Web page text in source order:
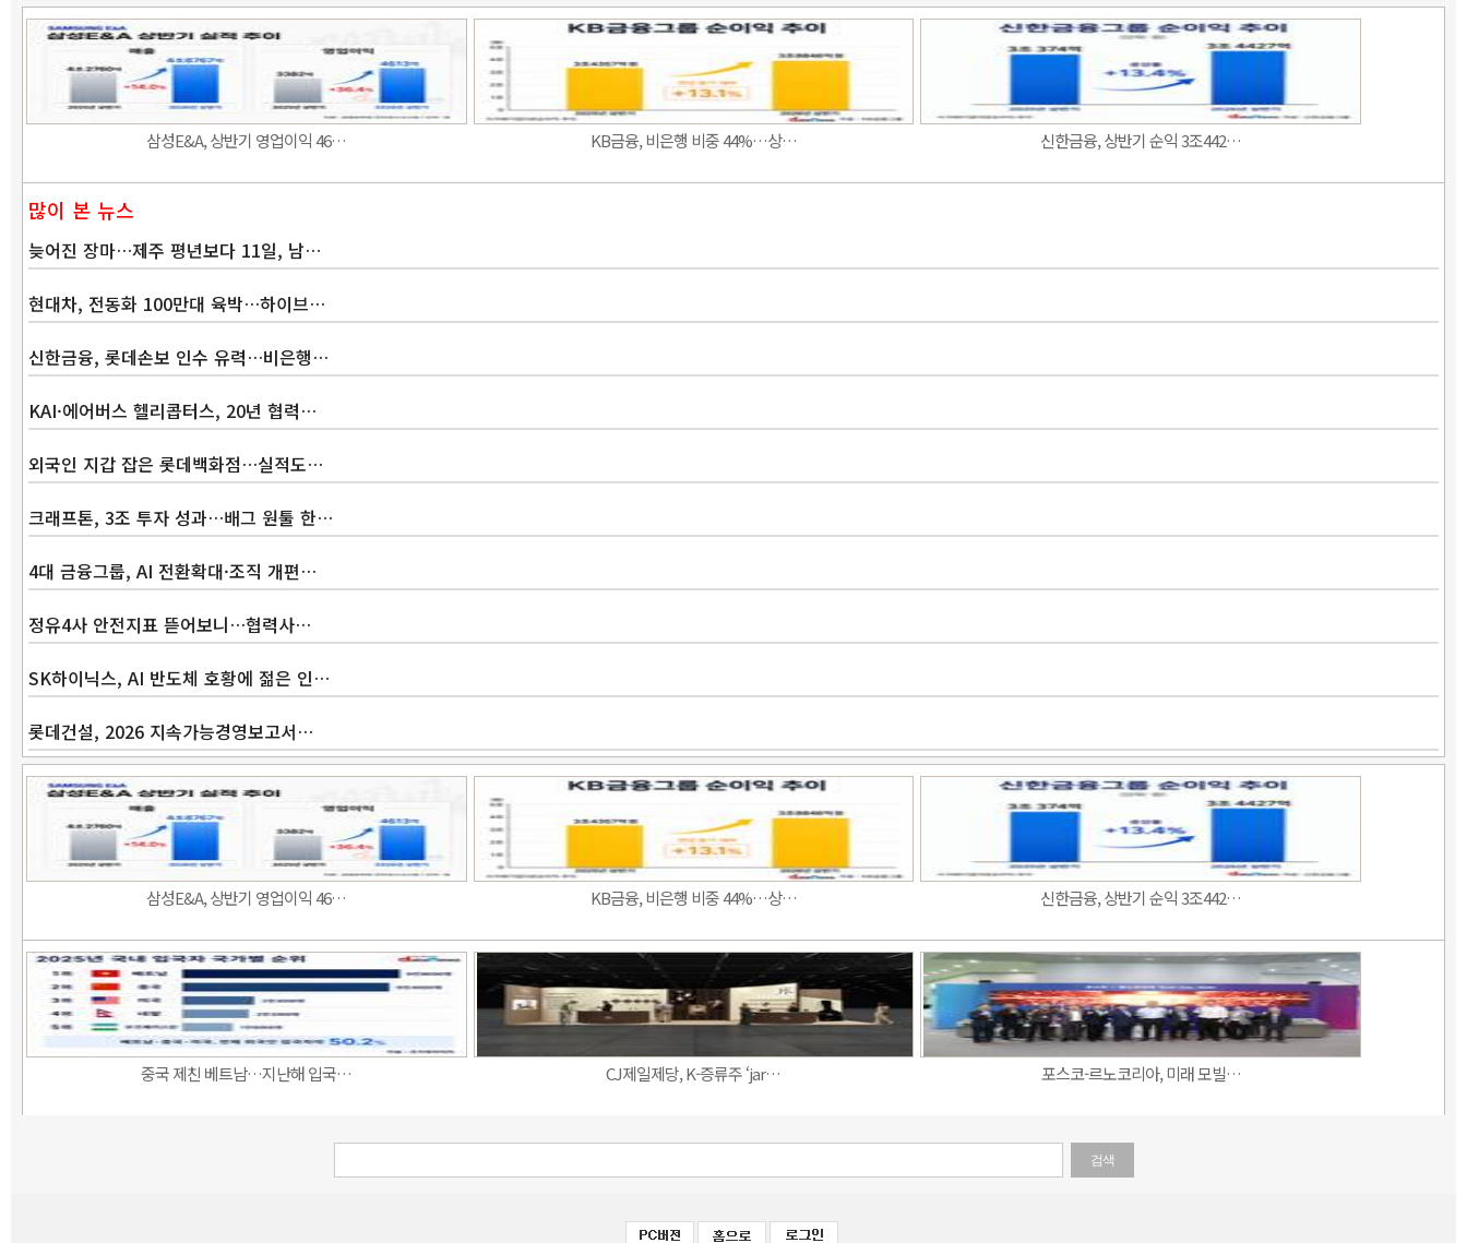
삼성E&A, 상반기 영업이익 46… KB금융, 비은행 비중 44%…상… 신한금융, 상반기 순익 3조442…
많이 본 뉴스
늦어진 장마…제주 평년보다 11일, 남…
현대차, 전동화 100만대 육박…하이브…
신한금융, 롯데손보 인수 유력…비은행…
KAI·에어버스 헬리콥터스, 20년 협력…
외국인 지갑 잡은 롯데백화점…실적도…
크래프톤, 3조 투자 성과…배그 원툴 한…
4대 금융그룹, AI 전환확대·조직 개편…
정유4사 안전지표 뜯어보니…협력사…
SK하이닉스, AI 반도체 호황에 젊은 인…
롯데건설, 2026 지속가능경영보고서…
삼성E&A, 상반기 영업이익 46… KB금융, 비은행 비중 44%…상… 신한금융, 상반기 순익 3조442…
중국 제친 베트남…지난해 입국… CJ제일제당, K-증류주 ‘jar… 포스코-르노코리아, 미래 모빌…
검색